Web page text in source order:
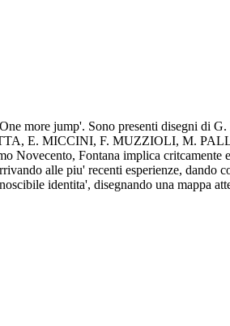
more jump'. Sono presenti disegni
E. MICCINI, F. MUZZIOLI, M.
Fontana implica critcamente
alle piu' recenti esperienze, dando
identita', disegnando una mappa